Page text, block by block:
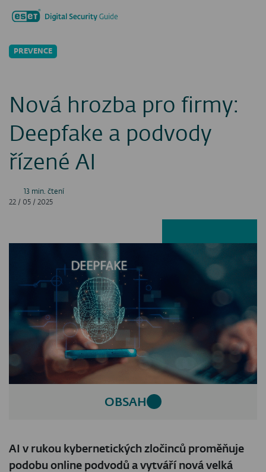
PREVENCE
Nová hrozba pro firmy:
Deepfake a podvody
řízené AI
13 min. čtení
22 / 05 / 2025
OBSAH
AI v rukou kybernetických zločinců proměňuje
podobu online podvodů a vytváří nová velká